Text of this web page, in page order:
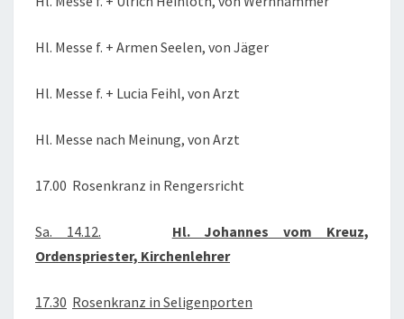
Hl. Messe f. + Armen Seelen, von Jäger
Hl. Messe f. + Lucia Feihl, von Arzt
Hl. Messe nach Meinung, von Arzt
17.00 Rosenkranz in Rengersricht
Sa. 14.12.
Hl. Johannes vom Kreuz,
Ordenspriester, Kirchenlehrer
17.30 Rosenkranz in Seligenporten